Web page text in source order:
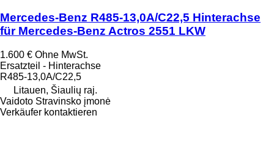
Mercedes-Benz R485-13,0A/C22,5 Hinterachse
für Mercedes-Benz Actros 2551 LKW
1.600 € Ohne MwSt.
Ersatzteil - Hinterachse
R485-13,0A/C22,5
Litauen, Šiaulių raj.
Vaidoto Stravinsko įmonė
Verkäufer kontaktieren